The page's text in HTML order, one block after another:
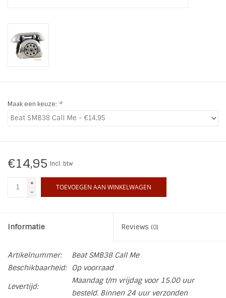
LIFESTYLE PRODUCTEN
Maak een keuze: *
€14,95 Incl. btw
+
-
TOEVOEGEN AAN WINKELWAGEN
Informatie Reviews (0)
Artikelnummer:
Beat SMB38 Call Me
Beschikbaarheid:
Op voorraad
Levertijd:
Maandag t/m vrijdag voor 15.00 uur
besteld. Binnen 24 uur verzonden